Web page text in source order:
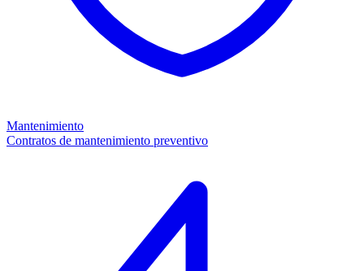
Mantenimiento
Contratos de mantenimiento preventivo